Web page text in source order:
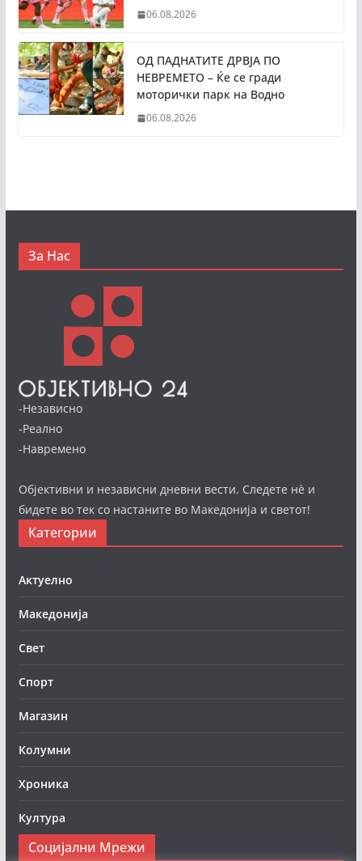
06.08.2026
ОД ПАДНАТИТЕ ДРВЈА ПО
НЕВРЕМЕТО – Ќе се гради
моторички парк на Водно
06.08.2026
За Нас
-Независно
-Реално
-Навремено
Објективни и независни дневни вести. Следете нè и
бидете во тек со настаните во Македонија и светот!
Категории
Актуелно
Македонија
Свет
Спорт
Магазин
Колумни
Хроника
Култура
Социјални Мрежи